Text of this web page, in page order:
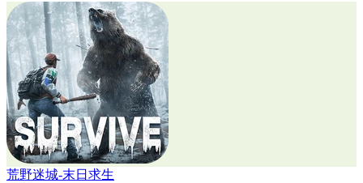
荒野迷城-末日求生